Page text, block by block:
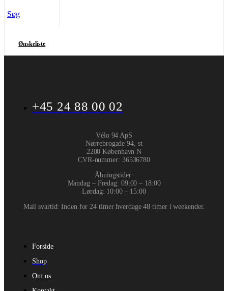
Søg
Ønskeliste
+45 24 88 00 02
Vélo 94 ApS
Nørrebrogade 94, st
2200 København N
CVR-nummer: 36536780
Åbningstider:
Mandag – Fredag: 09:00 – 18:00
Lørdag: 10:00 – 15:00
Mail svartid: Inden for 24 timer hverdage 48 timer i weekender.
Forside
Shop
Om os